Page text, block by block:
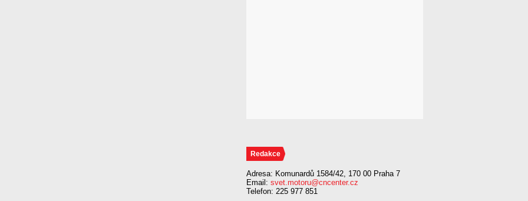
Redakce
Adresa: Komunardů 1584/42, 170 00 Praha 7
Email: svet.motoru@cncenter.cz
Telefon: 225 977 851